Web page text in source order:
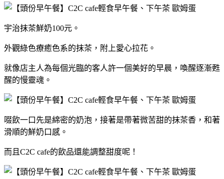
宇治抹茶鮮奶100元。
外觀綠色療癒色系的抹茶，附上愛心拉花。
就像店主人為每個光臨的客人許一個美好的早晨，喚醒逐漸甦
醒的慢靈魂。
啜飲一口先是綿密的奶泡，接著是帶著微苦甜的抹茶香，和著
滑順的鮮奶口感。
而且C2C cafe的飲品還能調整甜度呢！